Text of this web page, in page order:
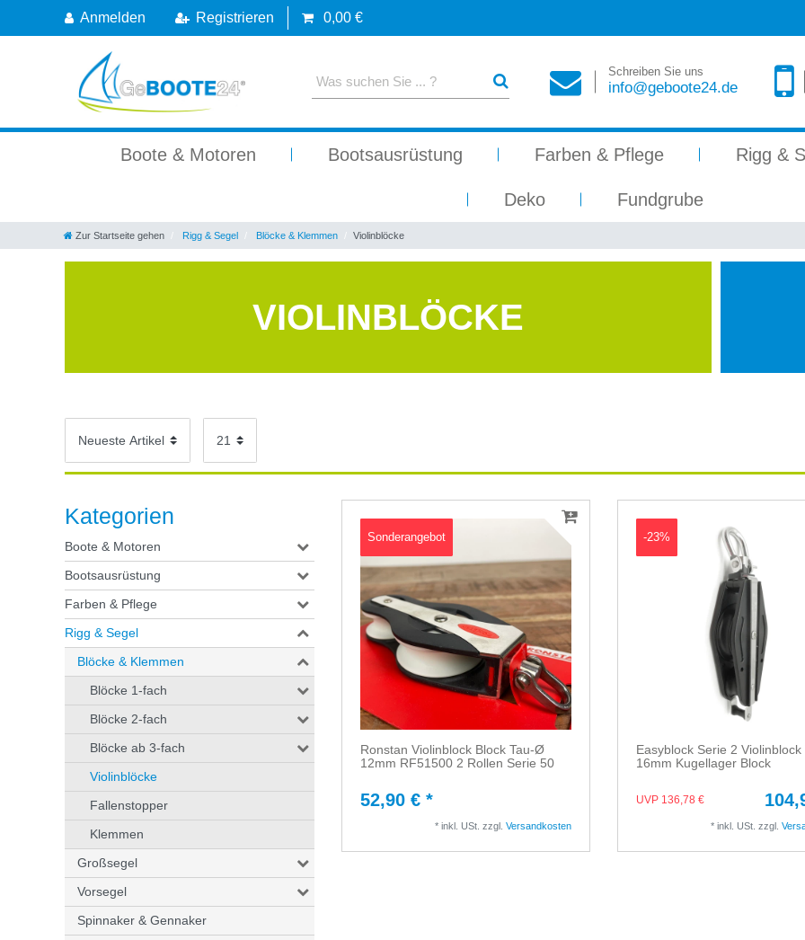
Anmelden Registrieren 0,00 €
Schreiben Sie uns
info@geboote24.de
Boote & Motoren Bootsausrüstung Farben & Pflege Rigg &
Deko Fundgrube
Zur Startseite gehen Rigg & Segel Blöcke & Klemmen Violinblöcke
VIOLINBLÖCKE
Kategorien
Boote & Motoren
Bootsausrüstung
Farben & Pflege
Rigg & Segel
Blöcke & Klemmen
Blöcke 1-fach
Blöcke 2-fach
Blöcke ab 3-fach
Violinblöcke
Fallenstopper
Klemmen
Großsegel
Vorsegel
Spinnaker & Gennaker
Sonderangebot
Ronstan Violinblock Block Tau-Ø
12mm RF51500 2 Rollen Serie 50
52,90 € *
* inkl. USt. zzgl. Versandkosten
-23%
Easyblock Serie 2
16mm Kugellager Block
UVP 136,78 €
*inkl. USt. zzgl.